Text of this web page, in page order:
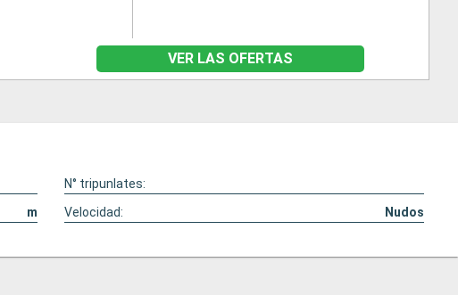
VER LAS OFERTAS
N° tripunlates:
m Velocidad: Nudos